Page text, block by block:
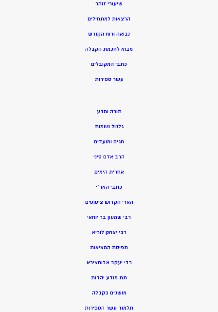
שיעורי זוהר
הרצאות למתחילים
נבואה ורוח הקודש
מבוא לחכמת הקבלה
כתבי המקובלים
עשר ספירות
תורה ומדע
גלגול נשמות
חגים ומועדים
הרב אדם סיני
אחרית הימים
כתבי האר”י
הארי הקדוש ציטוטים
רבי שמעון בר יוחאי
רבי יצחק לוריא
תפיסת המציאות
רבי יעקב אבוחצירא
תת מודע יהדות
מושגים בקבלה
תלמוד עשר הספירות